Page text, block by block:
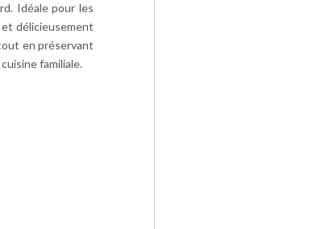
Idéale pour les
délicieusement
en préservant
familiale.